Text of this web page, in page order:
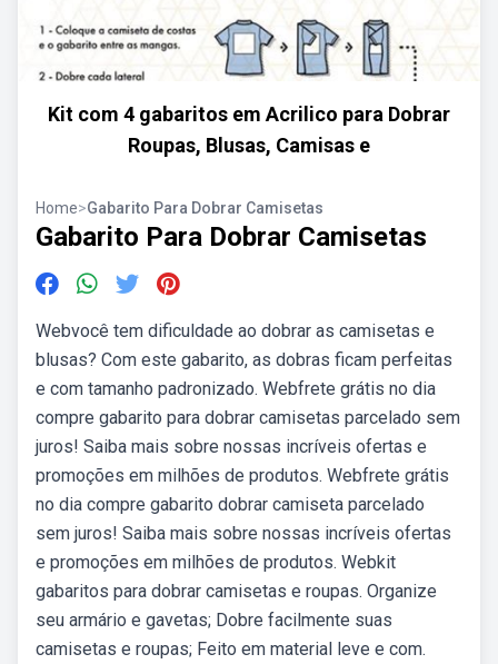
Kit com 4 gabaritos em Acrilico para Dobrar
Roupas, Blusas, Camisas e
Home>Gabarito Para Dobrar Camisetas
Gabarito Para Dobrar Camisetas
Webvocê tem dificuldade ao dobrar as camisetas e
blusas? Com este gabarito, as dobras ficam perfeitas
e com tamanho padronizado. Webfrete grátis no dia
compre gabarito para dobrar camisetas parcelado sem
juros! Saiba mais sobre nossas incríveis ofertas e
promoções em milhões de produtos. Webfrete grátis
no dia compre gabarito dobrar camiseta parcelado
sem juros! Saiba mais sobre nossas incríveis ofertas
e promoções em milhões de produtos. Webkit
gabaritos para dobrar camisetas e roupas. Organize
seu armário e gavetas; Dobre facilmente suas
camisetas e roupas; Feito em material leve e com.